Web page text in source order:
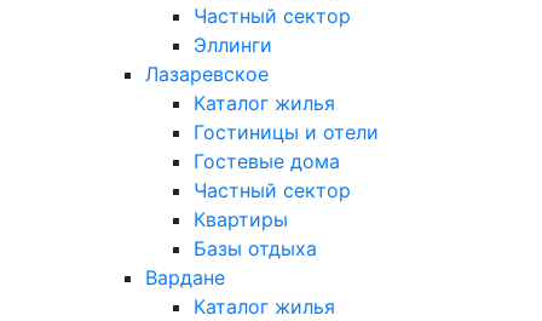
Частный сектор
Эллинги
Лазаревское
Каталог жилья
Гостиницы и отели
Гостевые дома
Частный сектор
Квартиры
Базы отдыха
Вардане
Каталог жилья